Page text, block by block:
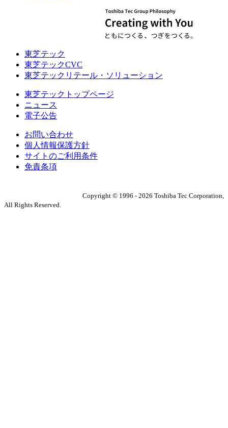
東芝テック
東芝テックCVC
東芝テックリテール・ソリューション
東芝テックトップページ
ニュース
電子公告
お問い合わせ
個人情報保護方針
サイトのご利用条件
免責条項
Copyright © 1996 - 2026 Toshiba Tec Corporation,
All Rights Reserved.